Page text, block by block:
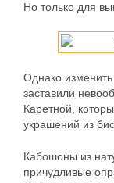
Но только для
Однако
заставили
Каретной,
украшений из
Кабошоны из
причудливые